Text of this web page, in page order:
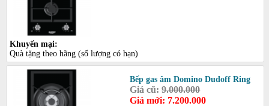
Khuyến mại:
Quà tặng theo hãng (số lượng có hạn)
Bếp gas âm Domino Dudoff Ring
Giá cũ:9.000.000
Giá mới: 7.200.000